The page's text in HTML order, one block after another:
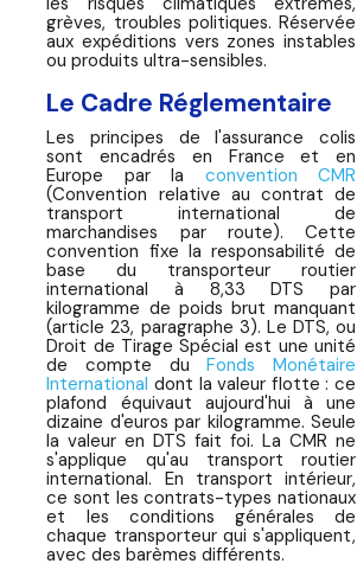
grèves, troubles politiques. Réservée
aux expéditions vers zones instables
ou produits ultra-sensibles.
Le Cadre Réglementaire
Les principes de l'assurance colis
sont encadrés en France et en
Europe par la convention CMR
(Convention relative au contrat de
transport international de
marchandises par route). Cette
convention fixe la responsabilité de
base du transporteur routier
international à 8,33 DTS par
kilogramme de poids brut manquant
(article 23, paragraphe 3). Le DTS, ou
Droit de Tirage Spécial est une unité
de compte duFonds Monétaire
International dont la valeur flotte : ce
plafond équivaut aujourd'hui à une
dizaine d'euros par kilogramme. Seule
la valeur en DTS fait foi. La CMR ne
s'applique qu'au transport routier
international. En transport intérieur,
ce sont les contrats-types nationaux
et les conditions générales de
chaque transporteur qui s'appliquent,
avec des barèmes différents.